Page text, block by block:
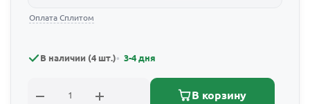
Оплата Сплитом
В наличии (4 шт.) 3-4 дня
В корзину